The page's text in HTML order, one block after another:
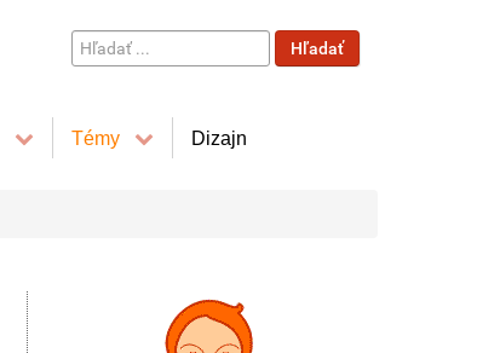
Hľadať
...
Hľadať
Témy Dizajn